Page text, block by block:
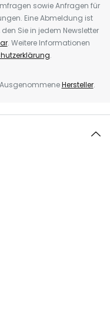
sowie Anfragen für
Eine Abmeldung ist
Sie in jedem Newsletter
. Weitere Informationen
.
Hersteller.